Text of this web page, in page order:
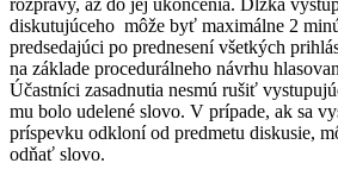
diskutujúceho môže byť maximálne 2
predsedajúci po prednesení všetkých
na základe procedurálneho návrhu
Účastníci zasadnutia nesmú rušiť
mu bolo udelené slovo. V prípade, ak sa
príspevku odkloní od predmetu diskusie,
odňať slovo.